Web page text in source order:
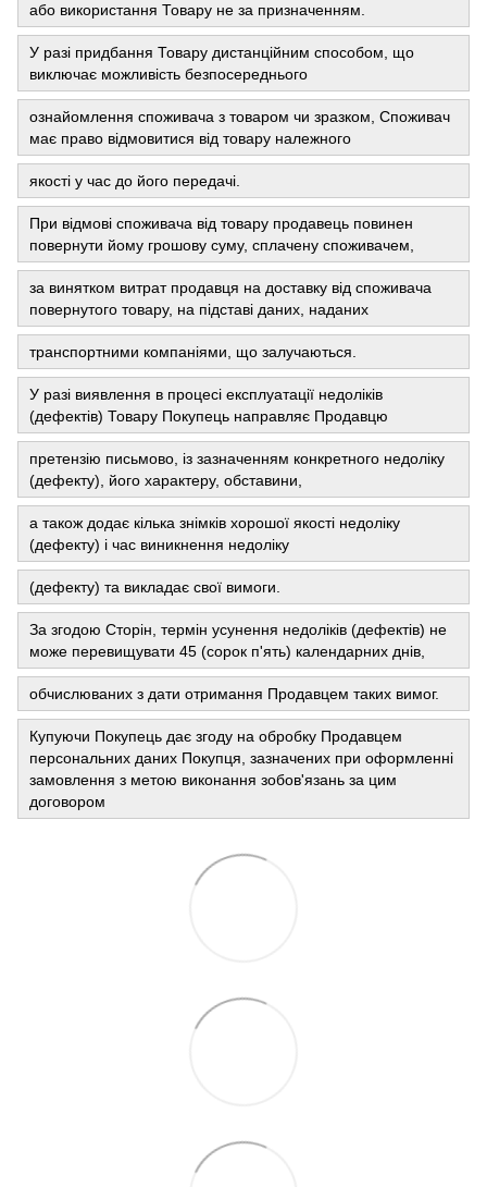
або використання Товару не за призначенням.
У разі придбання Товару дистанційним способом, що
виключає можливість безпосереднього
ознайомлення споживача з товаром чи зразком, Споживач
має право відмовитися від товару належного
якості у час до його передачі.
При відмові споживача від товару продавець повинен
повернути йому грошову суму, сплачену споживачем,
за винятком витрат продавця на доставку від споживача
повернутого товару, на підставі даних, наданих
транспортними компаніями, що залучаються.
У разі виявлення в процесі експлуатації недоліків
(дефектів) Товару Покупець направляє Продавцю
претензію письмово, із зазначенням конкретного недоліку
(дефекту), його характеру, обставини,
а також додає кілька знімків хорошої якості недоліку
(дефекту) і час виникнення недоліку
(дефекту) та викладає свої вимоги.
За згодою Сторін, термін усунення недоліків (дефектів) не
може перевищувати 45 (сорок п'ять) календарних днів,
обчислюваних з дати отримання Продавцем таких вимог.
Купуючи Покупець дає згоду на обробку Продавцем
персональних даних Покупця, зазначених при оформленні
замовлення з метою виконання зобов'язань за цим
договором